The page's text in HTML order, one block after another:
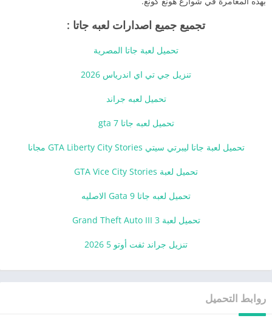
تجميع جميع اصدارات لعبه جاتا :
تحميل لعبة جاتا المصرية
تنزيل جي تي اي اندرياس 2026
تحميل لعبه جراند
تحميل لعبه جاتا gta 7
تحميل لعبة جاتا ليبرتي سيتي GTA Liberty City Stories مجانا
تحميل لعبة GTA Vice City Stories
تحميل لعبه جاتا 9 Gata الاصليه
تحميل لعبة 3 Grand Theft Auto III
تنزيل جراند ثفت أوتو 5 2026
روابط التحميل